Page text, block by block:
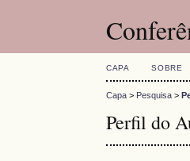
CAPA SOBRE
Capa > Pesquisa >
Perfil do